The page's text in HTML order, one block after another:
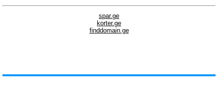
spar.ge
korter.ge
finddomain.ge